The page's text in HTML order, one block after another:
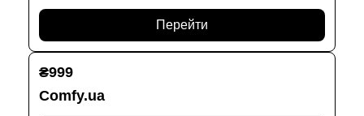
Перейти
₴999
Comfy.ua